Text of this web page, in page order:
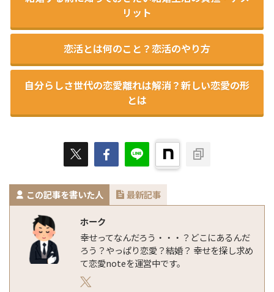
リット
恋活とは何のこと？恋活のやり方
自分らしさ世代の恋愛離れは解消？新しい恋愛の形
とは
この記事を書いた人 最新記事
ホーク
幸せってなんだろう・・・？どこにあるんだ
ろう？やっぱり恋愛？結婚？ 幸せを探し求め
て恋愛noteを運営中です。